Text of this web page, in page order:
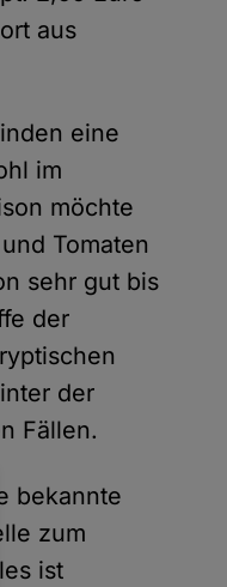
aus
eine
im
möchte
Tomaten
sehr gut bis
der
der
Fällen.
bekannte
zum
ist